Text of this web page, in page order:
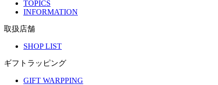
TOPICS
INFORMATION
取扱店舗
SHOP LIST
ギフトラッピング
GIFT WARPPING